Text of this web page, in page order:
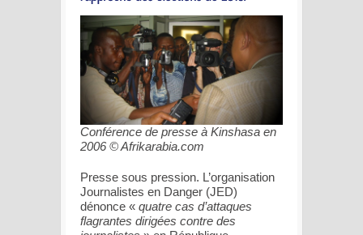
Conférence de presse à Kinshasa en
2006 © Afrikarabia.com
Presse sous pression. L’organisation
Journalistes en Danger (JED)
dénonce « quatre cas d’attaques
flagrantes dirigées contre des